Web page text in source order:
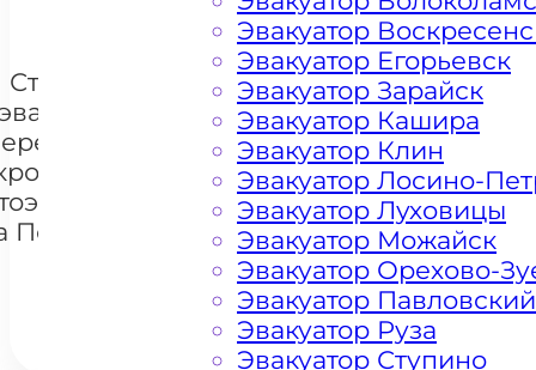
Стоимость
и
Подольском
+7 985 222 99 01
Эвакуатор
Эвакуатор Егорьевск
Эвакуатор Зарайск
Эвакуатор Кашира
Эвакуатор Клин
Эвакуатор Лосино-
Эвакуатор Луховицы
Эвакуатор Можайск
Эвакуатор Орехово-
Эвакуатор
Эвакуатор Руза
Эвакуатор Ступино